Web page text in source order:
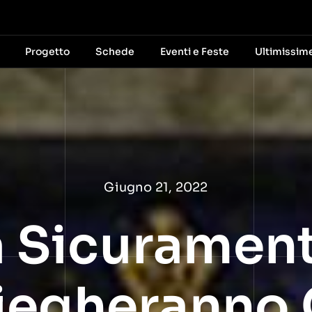
Progetto Schede Eventi e Feste
Giugno 21, 2022